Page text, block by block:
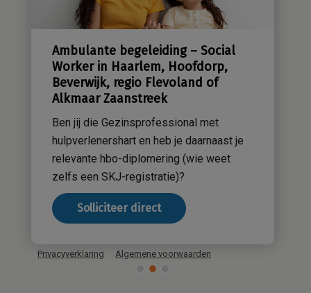
Ambulante begeleiding – Social
Worker in Haarlem, Hoofdorp,
Beverwijk, regio Flevoland of
Alkmaar Zaanstreek
Ben jij die Gezinsprofessional met
hulpverlenershart en heb je daarnaast je
relevante hbo-diplomering (wie weet
zelfs een SKJ-registratie)?
Solliciteer direct
Stichting Sensa
Contact
Privacyverklaring Algemene voorwaarden